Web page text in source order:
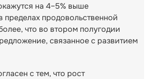
на 4–5% выше
пределах продовольственной
что во втором полугодии
связанное с развитием
с тем, что рост